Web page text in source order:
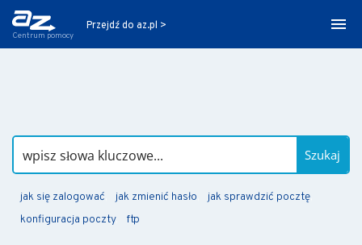
Centrum pomocy
Przejdź do az.pl >
Szukaj
jak się zalogować jak zmienić hasło
jak sprawdzić pocztę
konfiguracja poczty
ftp